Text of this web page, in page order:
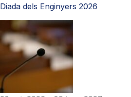
Diada dels Enginyers 2026